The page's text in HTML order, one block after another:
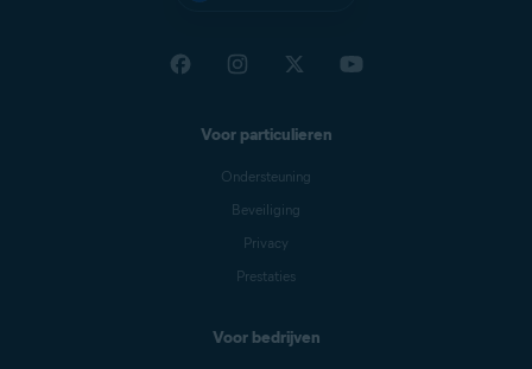
Voor particulieren
Ondersteuning
Beveiliging
Privacy
Prestaties
Voor bedrijven